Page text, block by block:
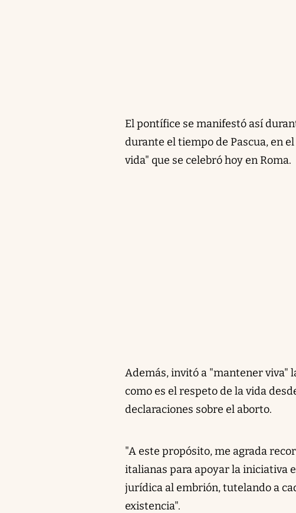
El pontífice se manifestó así
durante el tiempo de Pascua, en
vida" que se celebró hoy en Roma.
Además, invitó a "mantener viva"
como es el respeto de la vida
declaraciones sobre el aborto.
"A este propósito, me agrada
italianas para apoyar la iniciativa
jurídica al embrión, tutelando a
existencia".